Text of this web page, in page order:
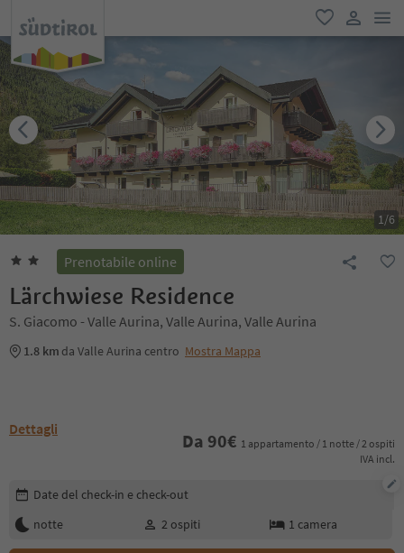
favoriti
user link
1/6
Prenotabile online
Lärchwiese Residence
S. Giacomo - Valle Aurina, Valle Aurina, Valle Aurina
1.8 km da Valle Aurina centro Mostra Mappa
Dettagli
Da 90€ 1 appartamento / 1 notte / 2 ospiti
IVA incl.
Modifica i dettagli della prenotazione
Date del check-in e check-out
notte
2 ospiti 1 camera